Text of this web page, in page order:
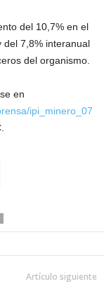
del 10,7% en el
del 7,8% interanual
del organismo.
en
ipi_minero_07
Artículo siguiente